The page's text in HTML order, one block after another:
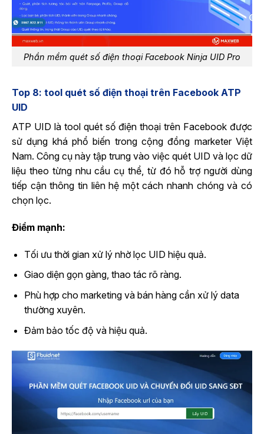
Phần mềm quét số điện thoại Facebook Ninja UID Pro
Top 8: tool quét số điện thoại trên Facebook ATP
UID
ATP UID là tool quét số điện thoại trên Facebook được
sử dụng khá phổ biến trong cộng đồng marketer Việt
Nam. Công cụ này tập trung vào việc quét UID và lọc dữ
liệu theo từng nhu cầu cụ thể, từ đó hỗ trợ người dùng
tiếp cận thông tin liên hệ một cách nhanh chóng và có
chọn lọc.
Điểm mạnh:
Tối ưu thời gian xử lý nhờ lọc UID hiệu quả.
Giao diện gọn gàng, thao tác rõ ràng.
Phù hợp cho marketing và bán hàng cần xử lý data
thường xuyên.
Đảm bảo tốc độ và hiệu quả.